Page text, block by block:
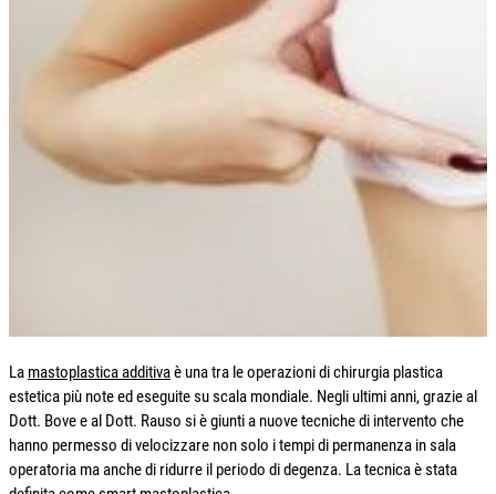
La mastoplastica additivaè una tra le operazioni di chirurgia plastica
estetica più note ed eseguite su scala mondiale. Negli ultimi anni, grazie al
Dott. Bove e al Dott. Rauso si è giunti a nuove tecniche di intervento che
hanno permesso di velocizzare non solo i tempi di permanenza in sala
operatoria ma anche di ridurre il periodo di degenza. La tecnica è stata